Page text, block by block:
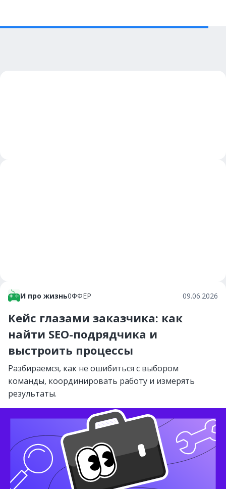
И про жизнь0ФФЕР 09.06.2026
Кейс глазами заказчика: как
найти SEO-подрядчика и
выстроить процессы
Разбираемся, как не ошибиться с выбором
команды, координировать работу и измерять
результаты.